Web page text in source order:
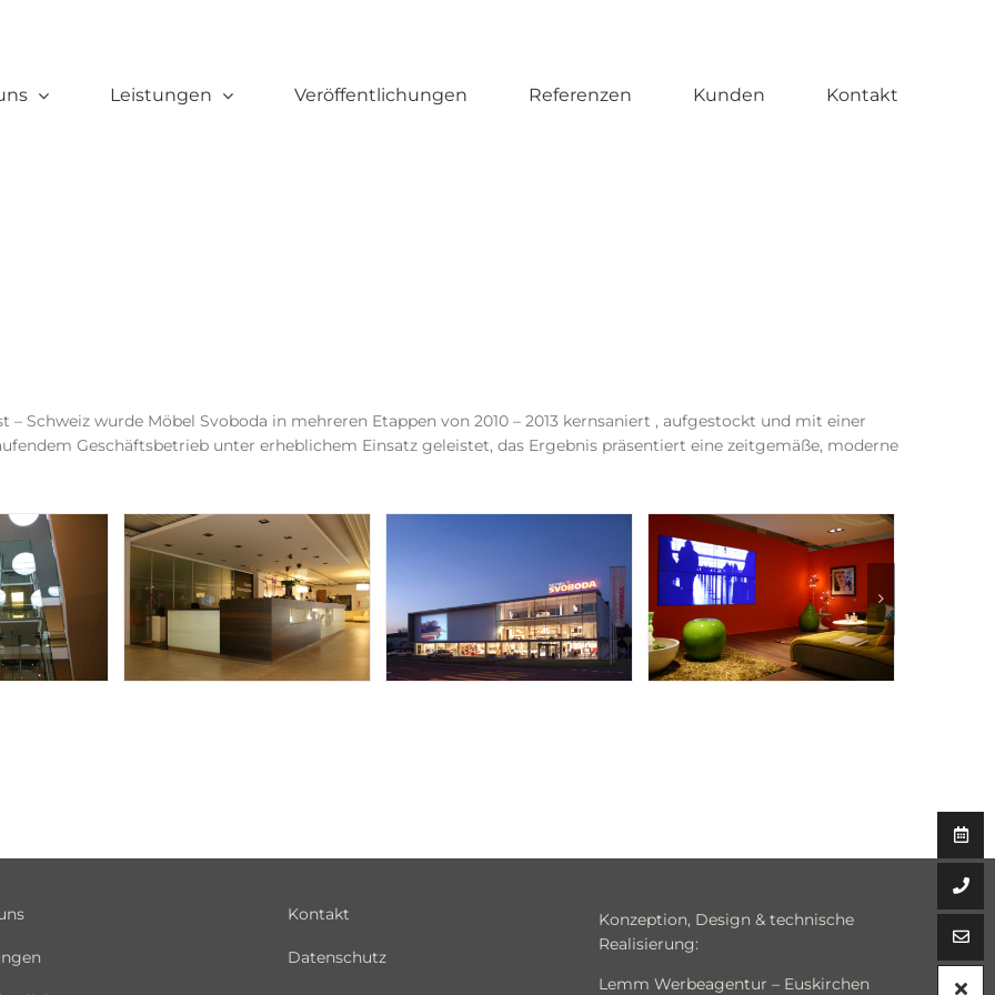
Leistungen Veröffentlichungen Referenzen Kunden Kontakt
Schweiz wurde Möbel Svoboda in mehreren Etappen von 2010 – 2013 kernsaniert , aufgestockt und mit einer
Geschäftsbetrieb unter erheblichem Einsatz geleistet, das Ergebnis präsentiert eine zeitgemäße, moderne
Kontakt
Datenschutz
Konzeption, Design & technische
Realisierung:
Lemm Werbeagentur – Euskirchen